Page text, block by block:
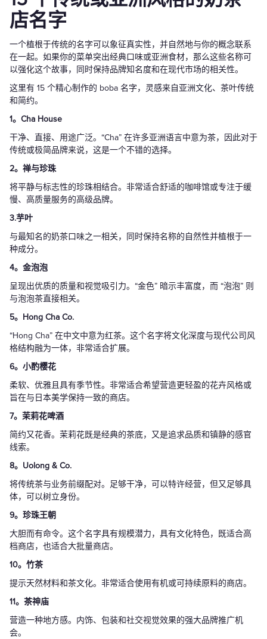
店名字
一个植根于传统的名字可以象征真实性，并自然地与你的概念联系
在一起。如果你的菜单突出经典口味或亚洲食材，那么这些名称可
以强化这个故事，同时保持品牌知名度和在现代市场的相关性。
这里有 15 个精心制作的 boba 名字，灵感来自亚洲文化、茶叶传统
和简约。
1。Cha House
干净、直接、用途广泛。“Cha” 在许多亚洲语言中意为茶，因此对于
传统或极简品牌来说，这是一个不错的选择。
2。禅与珍珠
将平静与标志性的珍珠相结合。非常适合舒适的咖啡馆或专注于缓
慢、高质量服务的高级品牌。
3.芋叶
与最知名的奶茶口味之一相关，同时保持名称的自然性并植根于一
种成分。
4。金泡泡
呈现出优质的质量和视觉吸引力。“金色” 暗示丰富度，而 “泡泡” 则
与泡泡茶直接相关。
5。Hong Cha Co.
“Hong Cha” 在中文中意为红茶。这个名字将文化深度与现代公司风
格结构融为一体，非常适合扩展。
6。小酌樱花
柔软、优雅且具有季节性。非常适合希望营造更轻盈的花卉风格或
旨在与日本美学保持一致的商店。
7。茉莉花啤酒
简约又花香。茉莉花既是经典的茶底，又是追求品质和镇静的感官
线索。
8。Uolong & Co.
将传统茶与业务前缀配对。足够干净，可以特许经营，但又足够具
体，可以树立身份。
9。珍珠王朝
大胆而有命令。这个名字具有规模潜力，具有文化特色，既适合高
档商店，也适合大批量商店。
10。竹茶
提示天然材料和茶文化。非常适合使用有机或可持续原料的商店。
11。茶神庙
营造一种地方感。内饰、包装和社交视觉效果的强大品牌推广机
会。